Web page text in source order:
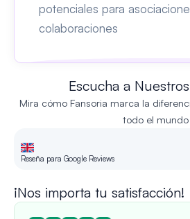
potenciales para
colaboraciones
Escucha a
Mira cómo Fansoria marca la
todo el mundo
Reseña para Google Reviews
¡Nos importa tu satisfacción!